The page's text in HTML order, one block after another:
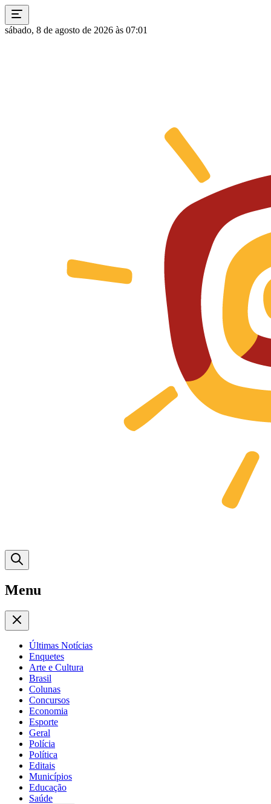
sábado, 8 de agosto de 2026 às 07:01
Menu
Últimas Notícias
Enquetes
Arte e Cultura
Brasil
Colunas
Concursos
Economia
Esporte
Geral
Polícia
Política
Editais
Municípios
Educação
Saúde